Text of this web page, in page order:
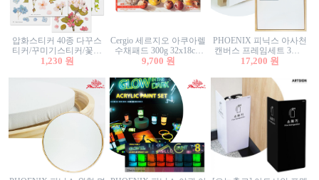
압화스티커 40종 다꾸스
티커/꾸미기스티커/꽃스
티커/압화꽃책갈피/팬시
1,230 원
Cergio 세르지오 아쿠아렐
수채패드 300g 32x18cm
12매 1면제본
9,700 원
PHOENIX 피닉스 아사천
캔버스 프레임세트 3호F
27.3x22cm 캔버스와 올림
17,200 원